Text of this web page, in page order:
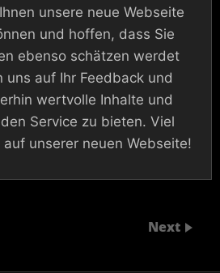
unsere neue Webseite
und hoffen, dass Sie
ebenso schätzen werdet
uns auf Ihr Feedback und
wertvolle Inhalte und
Service zu bieten. Viel
unserer neuen Webseite!
Next